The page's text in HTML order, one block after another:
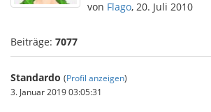
von Flago, 20. Juli 2010
Beiträge: 7077
Standardo (Profil anzeigen)
3. Januar 2019 03:05:31